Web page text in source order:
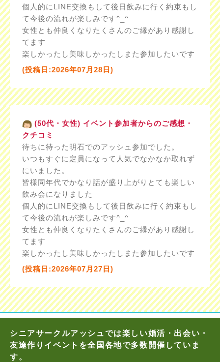
個人的にLINE交換もして後日飲みに行く約束もし
て今後の流れが楽しみです^_^
女性とも仲良くなりたくさんのご縁があり感謝し
てます
楽しかったし美味しかったしまた参加したいです
(投稿日:2026年07月28日)
(50代・女性) イベント参加者からのご感想・
クチコミ
待ちに待った明石でのアッシュ参加でした。
いつもすぐに定員になって人気でなかなか取れず
にいました。
皆様同年代でかなり話が盛り上がりとても楽しい
飲み会になりました
個人的にLINE交換もして後日飲みに行く約束もし
て今後の流れが楽しみです^_^
女性とも仲良くなりたくさんのご縁があり感謝し
てます
楽しかったし美味しかったしまた参加したいです
(投稿日:2026年07月27日)
シニアサークルアッシュでは楽しい婚活・出会い・
友達作りイベントを全国各地で多数開催していま
す。